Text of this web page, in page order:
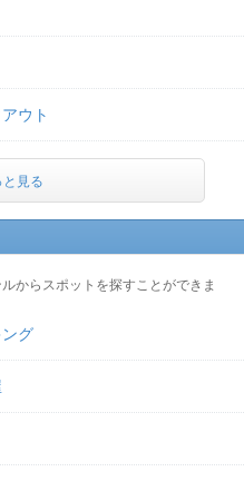
ウト
見る
からスポットを探すことができま
グ